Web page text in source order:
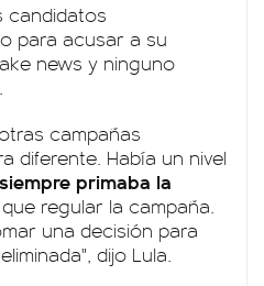
candidatos
para acusar a su
news y ninguno
campañas
diferente. Había un nivel
primaba la
regular la campaña.
una decisión para
dijo Lula.